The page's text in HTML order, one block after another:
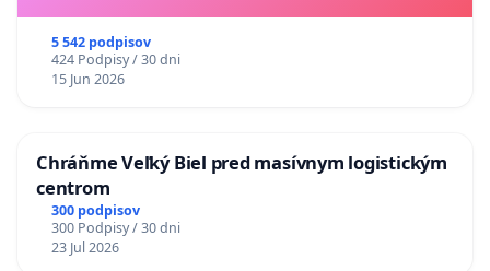
5 542 podpisov
424 Podpisy / 30 dni
15 Jun 2026
Chráňme Veľký Biel pred masívnym logistickým
centrom
300 podpisov
300 Podpisy / 30 dni
23 Jul 2026